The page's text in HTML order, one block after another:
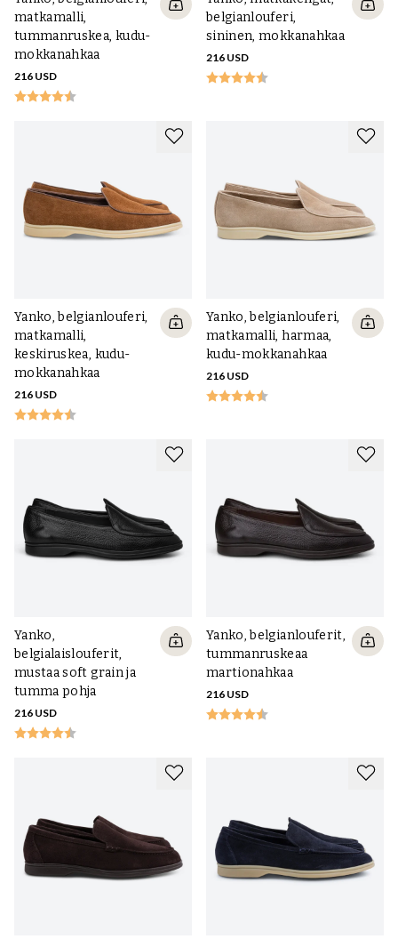
matkamalli,
tummanruskea, kudu-
mokkanahkaa
216 USD
belgianlouferi,
sininen, mokkanahkaa
216 USD
Yanko, belgianlouferi,
matkamalli,
keskiruskea, kudu-
mokkanahkaa
216 USD
Yanko, belgianlouferi,
matkamalli, harmaa,
kudu-mokkanahkaa
216 USD
Yanko,
belgialaislouferit,
mustaa soft grain ja
tumma pohja
216 USD
Yanko, belgianlouferit,
tummanruskeaa
martionahkaa
216 USD